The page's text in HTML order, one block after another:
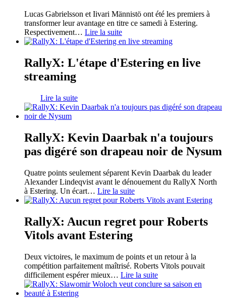
Lucas Gabrielsson et Iivari Männistö ont été les premiers à
transformer leur avantage en titre ce samedi à Estering.
Respectivement… Lire la suite
RallyX: L'étape d'Estering en live
streaming
Lire la suite
RallyX: Kevin Daarbak n'a toujours
pas digéré son drapeau noir de Nysum
Quatre points seulement séparent Kevin Daarbak du leader
Alexander Lindeqvist avant le dénouement du RallyX North
à Estering. Un écart… Lire la suite
RallyX: Aucun regret pour Roberts
Vitols avant Estering
Deux victoires, le maximum de points et un retour à la
compétition parfaitement maîtrisé. Roberts Vitols pouvait
difficilement espérer mieux… Lire la suite